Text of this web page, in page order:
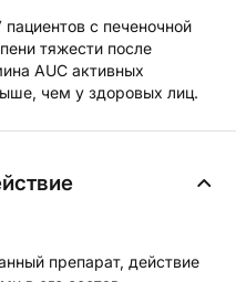
пациентов с печеночной
тяжести после
AUC активных
чем у здоровых лиц.
препарат, действие